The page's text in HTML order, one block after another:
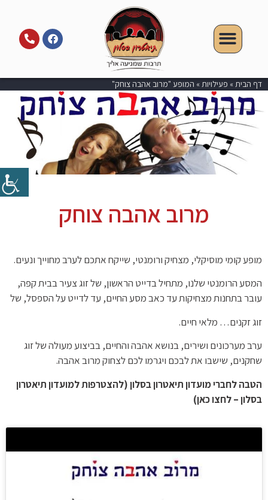
דף הבית» פעילויות» המופע "מרוב אהבה צוחק"
מרוב אהבה צוחק
מופע קומי מוסיקלי, מצחיק ורומנטי, שייקח אתכם לערב מחוייך ונעים.
המסע הרומנטי שלנו, מתחיל בדייט הראשון, של זוג צעיר בבית קפה,
עובר בתחנות מצחיקות עד כאב מסע החיים, עד לדייט על הספסל, של
זוג זקנים… מלאי חיים.
ערב מערכונים ושירים, בנושא אהבה והחיים, בביצוע מעולה של זוג
שחקנים, שישבו את לבכם ויגרמו לכם לצחוק מרוב אהבה.
הטבה לחברי מועדון תיאטרון בסלון (להצטרפות למועדון תיאטרון
בסלון – לחצו כאן)